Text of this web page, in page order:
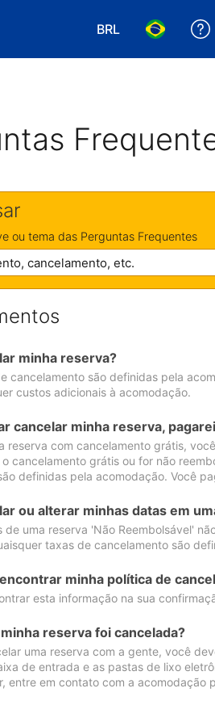
BRL
Escolha suaEscolha
ou tema das Perguntas Frequentes
minha reserva?
cancelamento são definidas pela
custos adicionais à acomodação.
cancelar minha reserva,
reserva com cancelamento grátis,
o cancelamento grátis ou for não
definidas pela acomodação. Você
ou alterar minhas datas em
de uma reserva 'Não Reembolsável'
taxas de cancelamento são
minha política de
esta informação na sua
reserva foi cancelada?
uma reserva com a gente, você
de entrada e as pastas de lixo
entre em contato com a acomodação